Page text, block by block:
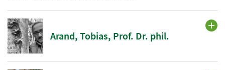
Arand, Tobias, Prof. Dr. phil.